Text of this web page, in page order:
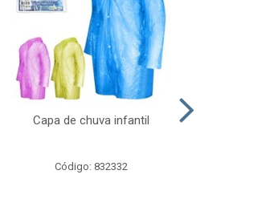
Capa de chuva infantil
Código: 832332